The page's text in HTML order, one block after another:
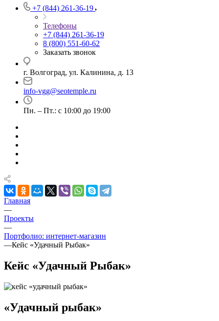
+7 (844) 261-36-19
Телефоны
+7 (844) 261-36-19
8 (800) 551-60-62
Заказать звонок
г. Волгоград, ул. Калинина, д. 13
info-vgg@seotemple.ru
Пн. – Пт.: с 10:00 до 19:00
Главная
—
Проекты
—
Портфолио: интернет-магазин
—Кейс «Удачный Рыбак»
Кейс «Удачный Рыбак»
«Удачный рыбак»